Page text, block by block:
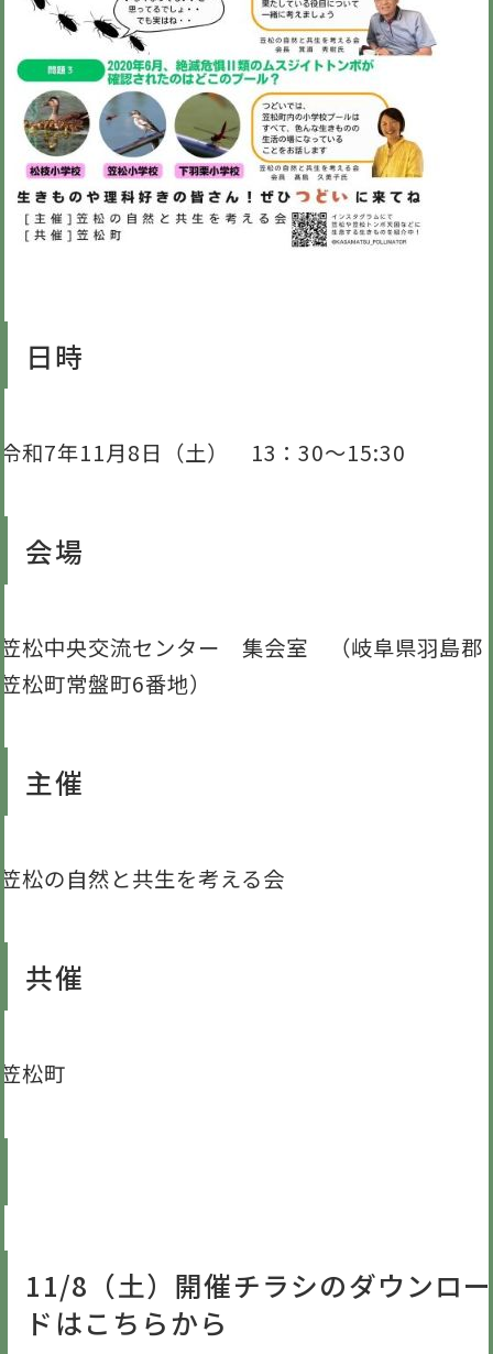
日時
令和7年11月8日（土） 13：30～15:30
会場
笠松中央交流センター 集会室 （岐阜県羽島郡
笠松町常盤町6番地）
主催
笠松の自然と共生を考える会
共催
笠松町
11/8（土）開催チラシのダウンロー
ドはこちらから